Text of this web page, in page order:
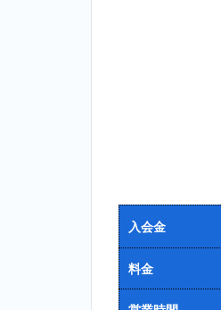
位：スタ
ジオコン
kompas）
入会金
料金